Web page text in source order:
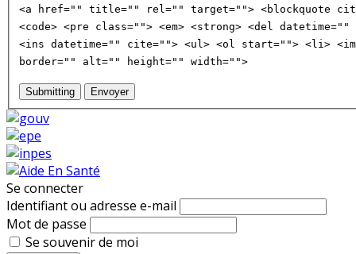
<a href="" title="" rel="" target=""> <blockquote
<code> <pre class=""> <em> <strong> <del
<ins datetime="" cite=""> <ul> <ol start=""> <li>
border="" alt="" height="" width="">
Submitting Envoyer
Se connecter
Identifiant ou adresse e-mail
Mot de passe
Se souvenir de moi